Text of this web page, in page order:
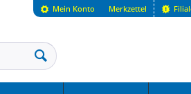
Mein Konto Merkzettel